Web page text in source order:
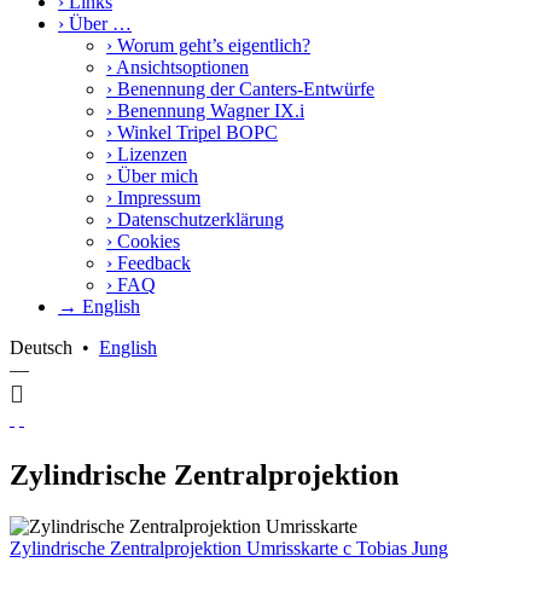
› Über …
› Worum geht’s eigentlich?
› Ansichtsoptionen
› Benennung der Canters-Entwürfe
› Benennung Wagner IX.i
› Winkel Tripel BOPC
› Lizenzen
› Über mich
› Impressum
› Datenschutzerklärung
› Cookies
› Feedback
› FAQ
→ English
Deutsch • English
—
Zylindrische Zentralprojektion
Zylindrische Zentralprojektion Umrisskarte c Tobias Jung